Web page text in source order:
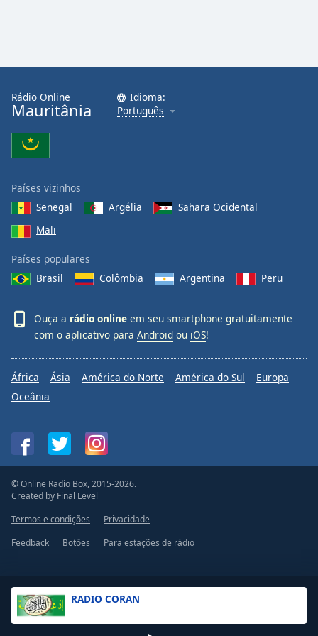
Close
Modal
Dialog
dialog
RADIO CORAN
Rádio Online
Mauritânia
Idioma:
Português
Países vizinhos
Senegal
Argélia
Sahara Ocidental
Mali
Países populares
Brasil
Colômbia Argentina Peru
Ouça a rádio online em seu smartphone gratuitamente
com o aplicativo para Android ou iOS!
África Ásia América do Norte América do Sul
Europa
Oceânia
© Online Radio Box, 2015-2026.
Created by Final Level
Termos e condições
Privacidade
Feedback
Botões Para estações de rádio